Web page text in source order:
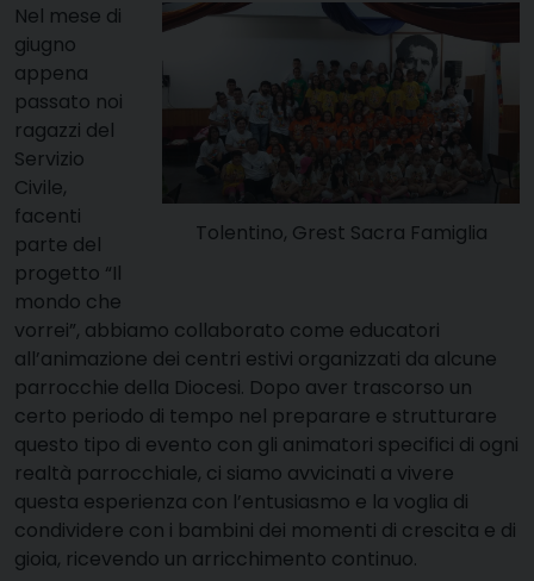
Tolentino, Grest Sacra Famiglia
Nel mese di
giugno
appena
passato noi
ragazzi del
Servizio
Civile,
facenti
parte del
progetto “Il
mondo che
vorrei”, abbiamo collaborato come educatori
all’animazione dei centri estivi organizzati da alcune
parrocchie della Diocesi. Dopo aver trascorso un
certo periodo di tempo nel preparare e strutturare
questo tipo di evento con gli animatori specifici di ogni
realtà parrocchiale, ci siamo avvicinati a vivere
questa esperienza con l’entusiasmo e la voglia di
condividere con i bambini dei momenti di crescita e di
gioia, ricevendo un arricchimento continuo.